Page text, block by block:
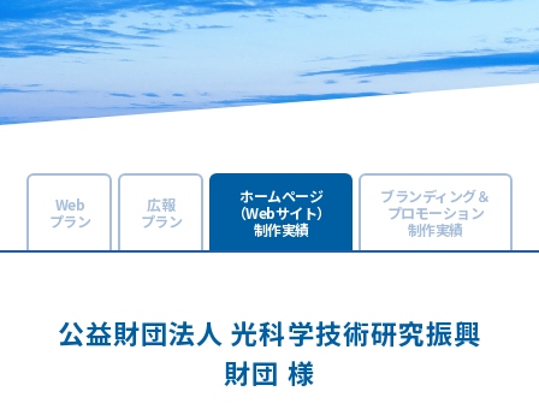
Web
プラン
広報
プラン
ホームページ
（Webサイト）
制作実績
ブランディング＆
プロモーション
制作実績
公益財団法人 光科学技術研究振興
財団 様